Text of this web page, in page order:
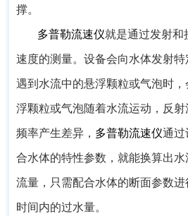
撑。
多普勒流速仪就是通过发射
速度的测量。设备会向水体发射
遇到水流中的悬浮颗粒或气泡时
浮颗粒或气泡随着水流运动，反
频率产生差异， 多普勒流速仪通
合水体的特性参数，就能换算出
流量，只需配合水体的断面参数
时间内的过水量。